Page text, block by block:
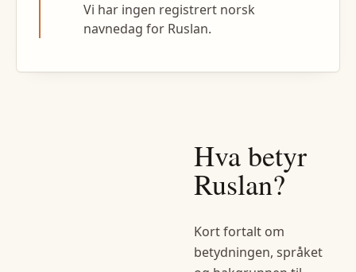
Vi har ingen registrert norsk
navnedag for Ruslan.
Hva betyr
Ruslan?
Kort fortalt om
betydningen, språket